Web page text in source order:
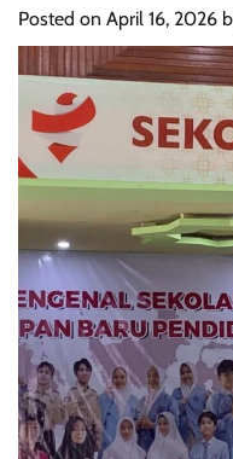
Posted on April 16, 2026